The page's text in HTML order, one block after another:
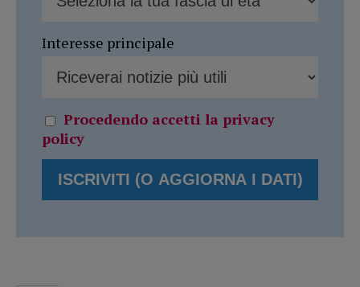
Interesse principale
Procedendo accetti la privacy
policy